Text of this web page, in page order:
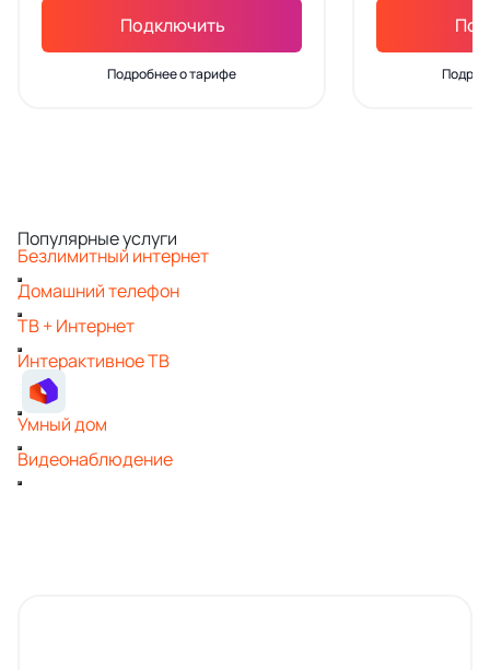
Подключить
Подробнее о тарифе
Популярные услуги
Безлимитный интернет
Домашний телефон
ТВ + Интернет
Интерактивное ТВ
Умный дом
Видеонаблюдение